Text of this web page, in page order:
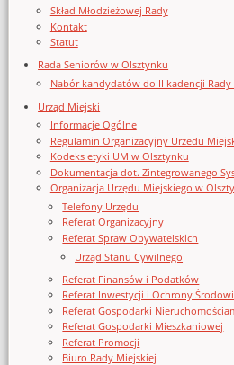
Skład Młodzieżowej Rady
Kontakt
Statut
Rada Seniorów w Olsztynku
Nabór kandydatów do II kadencji
Urząd Miejski
Informacje Ogólne
Regulamin Organizacyjny Urzedu
Kodeks etyki UM w Olsztynku
Dokumentacja dot. Zintegrowanego
Organizacja Urzędu Miejskiego w
Telefony Urzędu
Referat Organizacyjny
Referat Spraw Obywatelskich
Urząd Stanu Cywilnego
Referat Finansów i Podatków
Referat Inwestycji i Ochrony
Referat Gospodarki
Referat Gospodarki Mieszkaniowej
Referat Promocji
Biuro Rady Miejskiej